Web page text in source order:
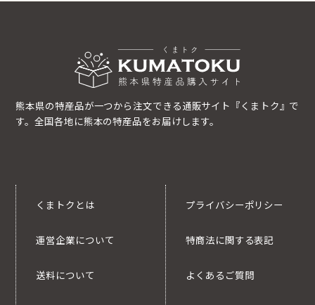
熊本県の特産品が一つから注文できる通販サイト『くまトク』で
す。全国各地に熊本の特産品をお届けします。
くまトクとは
運営企業について
送料について
プライバシーポリシー
特商法に関する表記
よくあるご質問